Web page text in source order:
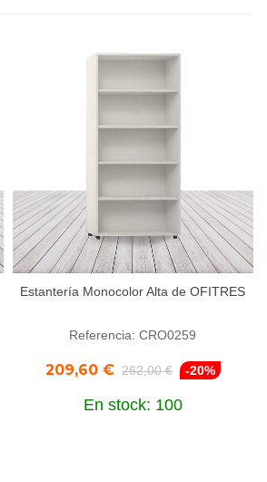
Añadir al carrito
Estantería Monocolor Alta de OFITRES
Referencia: CRO0259
209,60 € 262,00 € -20%
En stock: 100